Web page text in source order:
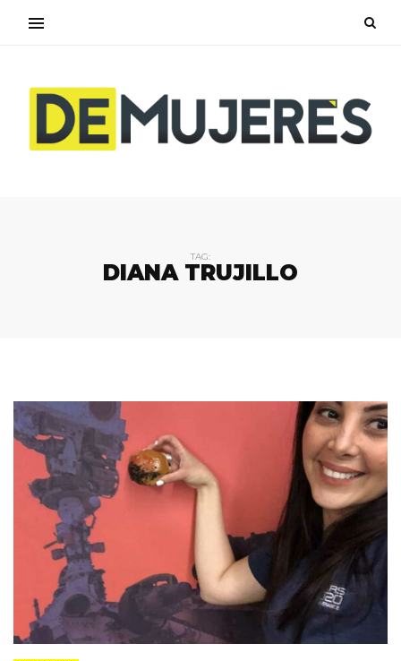
TAG:
DIANA TRUJILLO